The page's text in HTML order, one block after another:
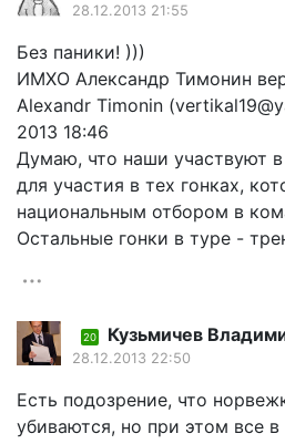
28.12.2013 21:55
Без паники! )))
ИМХО Александр Тимонин
Alexandr Timonin
2013 18:46
Думаю, что наши участвуют
для участия в тех гонках,
национальным отбором в
Остальные гонки в туре -
20 Кузьмичев
28.12.2013 22:50
Есть подозрение, что
убиваются, но при этом все в